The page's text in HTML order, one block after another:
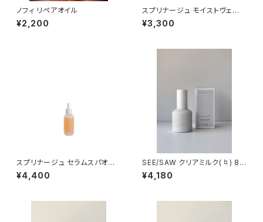
ノフィ リペアオイル
¥2,200
スプリナージュ モイストヴェー
ル ミスト 120ml
¥3,300
スプリナージュ セラムスパオイ
ル 40ml
¥4,400
SEE/SAW クリアミルク(♮) 80
ml
¥4,180